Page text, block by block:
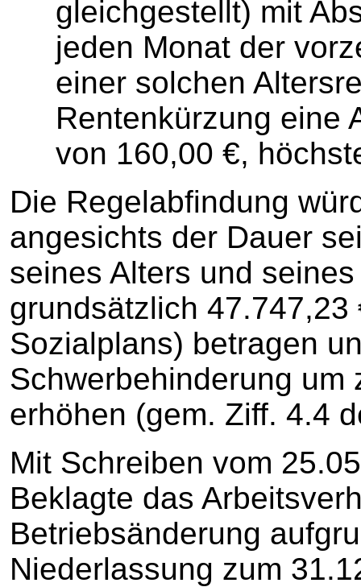
gleichgestellt) mit
jeden Monat der
einer solchen
Rentenkürzung eine
von 160,00 €,
Die Regelabfindung
angesichts der Dauer
seines Alters und
grundsätzlich
Sozialplans) betragen
Schwerbehinderung
erhöhen (gem. Ziff. 4.4
Mit Schreiben vom
Beklagte das
Betriebsänderung
Niederlassung zum